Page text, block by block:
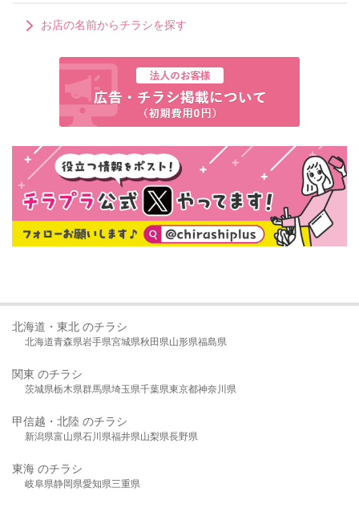
お店の名前からチラシを探す
北海道・東北 のチラシ
北海道青森県岩手県宮城県秋田県山形県福島県
関東 のチラシ
茨城県栃木県群馬県埼玉県千葉県東京都神奈川県
甲信越・北陸 のチラシ
新潟県富山県石川県福井県山梨県長野県
東海 のチラシ
岐阜県静岡県愛知県三重県